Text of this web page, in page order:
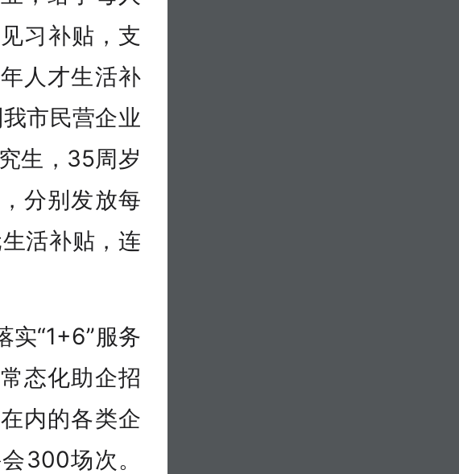
习补贴，支
人才生活补
市民营企业
生，35周岁
分别发放每
活补贴，连
实“1+6”服务
态化助企招
内的各类企
300场次。